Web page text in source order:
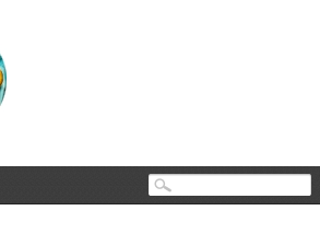
Поиск